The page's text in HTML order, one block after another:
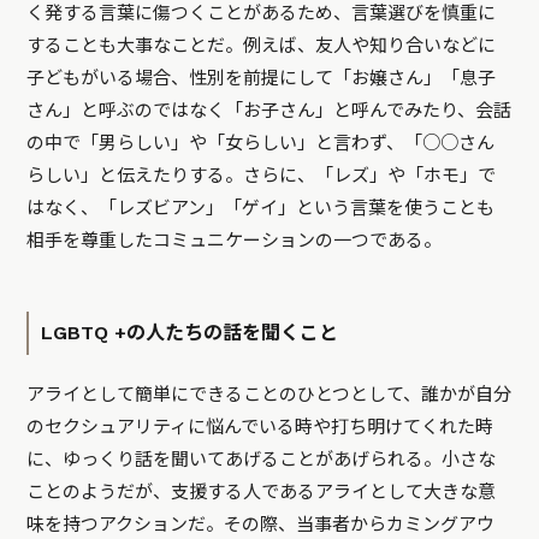
く発する言葉に傷つくことがあるため、言葉選びを慎重に
することも大事なことだ。例えば、友人や知り合いなどに
子どもがいる場合、性別を前提にして「お嬢さん」「息子
さん」と呼ぶのではなく「お子さん」と呼んでみたり、会話
の中で「男らしい」や「女らしい」と言わず、「○○さん
らしい」と伝えたりする。さらに、「レズ」や「ホモ」で
はなく、「レズビアン」「ゲイ」という言葉を使うことも
相手を尊重したコミュニケーションの一つである。
LGBTQ +の人たちの話を聞くこと
アライとして簡単にできることのひとつとして、誰かが自分
のセクシュアリティに悩んでいる時や打ち明けてくれた時
に、ゆっくり話を聞いてあげることがあげられる。小さな
ことのようだが、支援する人であるアライとして大きな意
味を持つアクションだ。その際、当事者からカミングアウ